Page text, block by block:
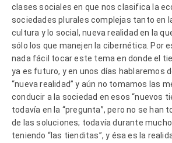
clases sociales en que nos clasifica la
sociedades plurales complejas tanto en
cultura y lo social, nueva realidad en la
sólo los que manejen la cibernética. Por
nada fácil tocar este tema en donde el
ya es futuro, y en unos días hablaremos
“nueva realidad” y aún no tomamos las
conducir a la sociedad en esos “nuevos
todavía en la “pregunta”, pero no se han
de las soluciones; todavía durante
teniendo “las tienditas”, y ésa es la